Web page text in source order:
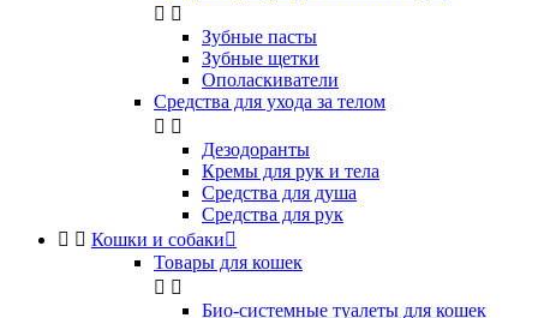
 
Зубные пасты
Зубные щетки
Ополаскиватели
Средства для ухода за телом
 
Дезодоранты
Кремы для рук и тела
Средства для душа
Средства для рук
  Кошки и собаки
Товары для кошек
 
Био-системные туалеты для кошек